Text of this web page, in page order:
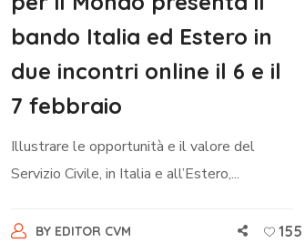
bando Italia ed Estero in
due incontri online il 6 e il
7 febbraio
Illustrare le opportunità e il valore del
Servizio Civile, in Italia e all’Estero,...
BY EDITOR CVM
155